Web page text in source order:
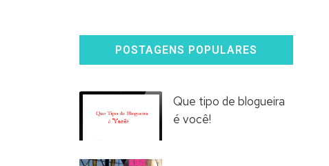
POSTAGENS POPULARES
Que tipo de blogueira
é você!